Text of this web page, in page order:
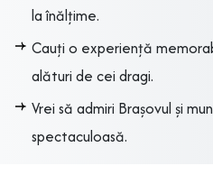
la înălțime.
Cauți o experiență
alături de cei dragi.
Vrei să admiri Brașovul și
spectaculoasă.